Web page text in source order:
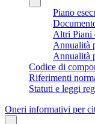
Piano
Altri Piani
Annualità
Annualità
Codice di
Riferimenti
Statuti e leggi
Oneri informativi per